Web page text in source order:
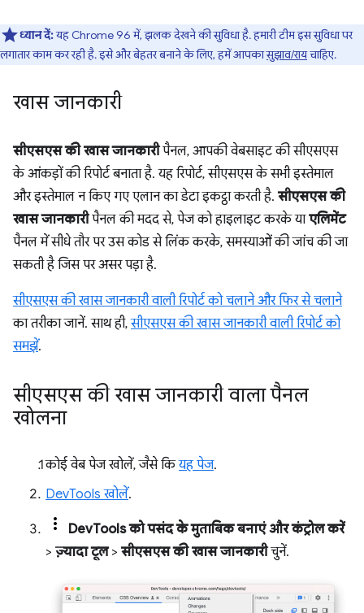
ध्यान दें:यह Chrome 96 में, झलक देखने की सुविधा है. हमारी टीम इस सुविधा पर
लगातार काम कर रही है. इसे और बेहतर बनाने के लिए, हमें आपकासुझाव/रायचाहिए.
खास जानकारी
सीएसएस की खास जानकारीपैनल, आपकी वेबसाइट की सीएसएस
के आंकड़ों की रिपोर्ट बनाता है. यह रिपोर्ट, सीएसएस के सभी इस्तेमाल
और इस्तेमाल न किए गए एलान का डेटा इकट्ठा करती है. सीएसएस की
खास जानकारीपैनल की मदद से, पेज को हाइलाइट करके याएलिमेंट
पैनल में सीधे तौर पर उस कोड से लिंक करके, समस्याओं की जांच की जा
सकती है जिस पर असर पड़ा है.
सीएसएस की खास जानकारी वाली रिपोर्ट को चलाने और फिर से चलाने
का तरीका जानें. साथ ही,सीएसएस की खास जानकारी वाली रिपोर्ट को
समझें.
सीएसएस की खास जानकारी वाला पैनल
खोलना
कोई वेब पेज खोलें, जैसे कियह पेज.
DevTools खोलें.
DevTools को पसंद के मुताबिक बनाएं और कंट्रोल करें
> ज़्यादा टूल> सीएसएस की खास जानकारीचुनें.